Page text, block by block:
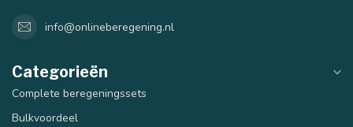
info@onlineberegening.nl
Categorieën
Complete beregeningssets
Bulkvoordeel